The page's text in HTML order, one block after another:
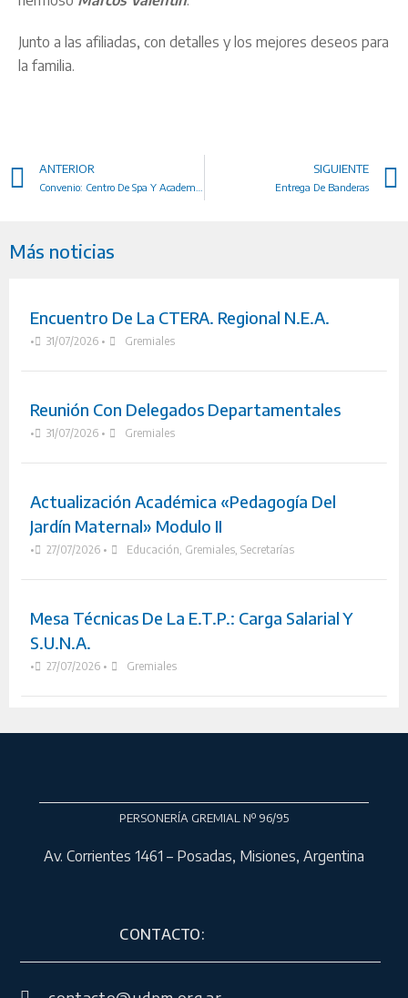
Junto a las afiliadas, con detalles y los mejores deseos para
la familia.
ANTERIOR SIGUIENTE
Entrega De Banderas
Más noticias
Encuentro De La CTERA. Regional N.E.A.
• 31/07/2026 • Gremiales
Reunión Con Delegados Departamentales
• 31/07/2026 • Gremiales
Actualización Académica «Pedagogía Del
Jardín Maternal» Modulo II
• 27/07/2026 • Educación Gremiales, Secretarías
Mesa Técnicas De La E.T.P.: Carga Salarial Y
S.U.N.A.
• 27/07/2026 • Gremiales
PERSONERÍA GREMIAL Nº 96/95
Av. Corrientes 1461 – Posadas, Misiones, Argentina
CONTACTO: